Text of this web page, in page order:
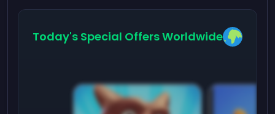
Today's Special Offers Worldwide